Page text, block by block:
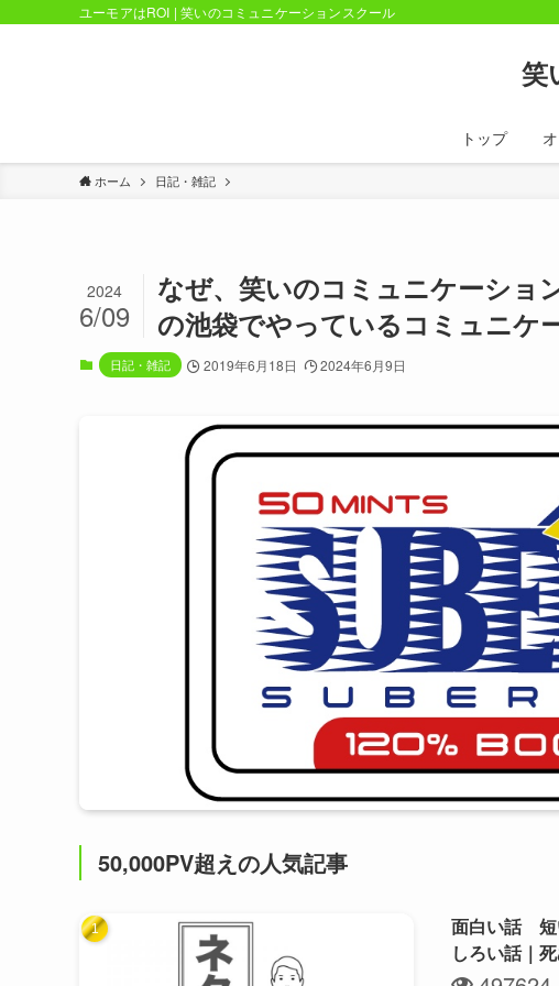
ユーモアはROI | 笑いのコミュニケーションスクール
笑
トップ
ホーム 日記・雑記
なぜ、笑いのコミュニケーショ
の池袋でやっているコミュニケ
2024
6/09
日記・雑記 2019年6月18日 2024年6月9日
50,000PV超えの人気記事
面白い話 短
しろい話｜